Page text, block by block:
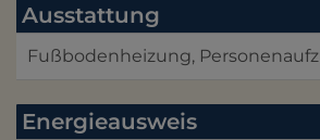
Ausstattung
Fußbodenheizung
Energieausweis